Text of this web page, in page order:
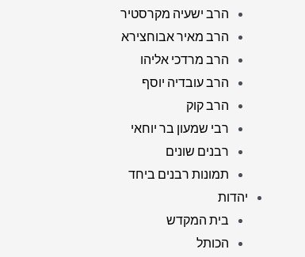
הרב ישעיה מקרסטיר
הרב מאיר אבוחצירא
הרב מרדכי אליהו
הרב עובדיה יוסף
הרב קוק
רבי שמעון בר יוחאי
רבנים שונים
תמונות רבנים ביחד
יהדות
בית המקדש
הכותל